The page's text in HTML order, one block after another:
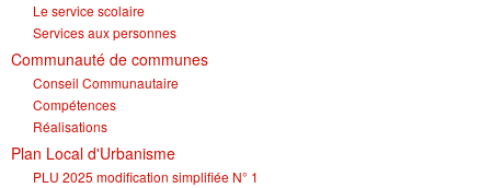
Le service scolaire
Services aux personnes
Communauté de communes
Conseil Communautaire
Compétences
Réalisations
Plan Local d'Urbanisme
PLU 2025 modification simplifiée N° 1